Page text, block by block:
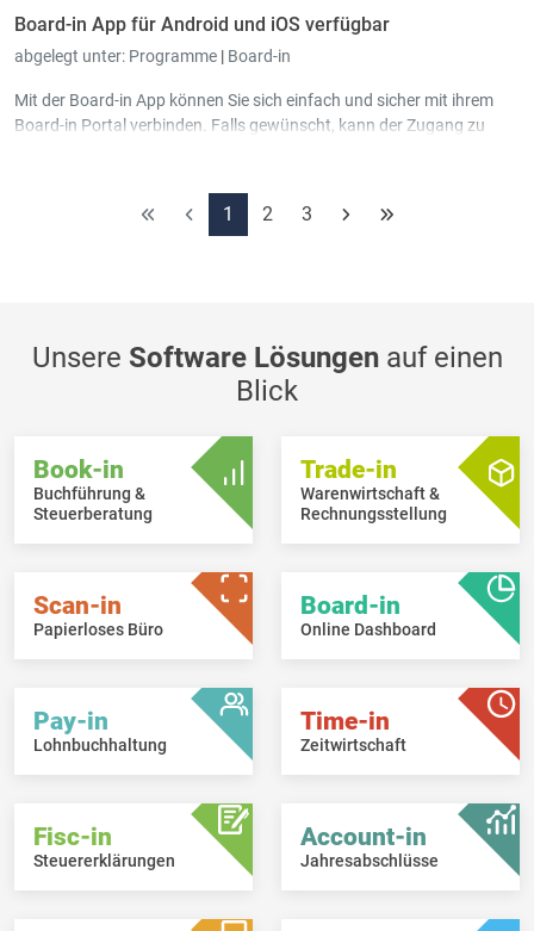
Board-in App für Android und iOS verfügbar
abgelegt unter: Programme | Board-in
Mit der Board-in App können Sie sich einfach und sicher mit ihrem
Board-in Portal verbinden. Falls gewünscht, kann der Zugang zu
1 2 3
Unsere Software Lösungenauf einen
Blick
Book-in
Buchführung &
Steuerberatung
Trade-in
Warenwirtschaft &
Rechnungsstellung
Scan-in
Papierloses Büro
Board-in
Online Dashboard
Pay-in
Lohnbuchhaltung
Time-in
Zeitwirtschaft
Fisc-in
Steuererklärungen
Account-in
Jahresabschlüsse